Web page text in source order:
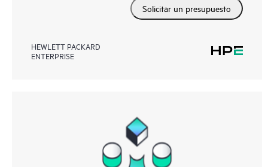
Solicitar un presupuesto
HEWLETT PACKARD
ENTERPRISE